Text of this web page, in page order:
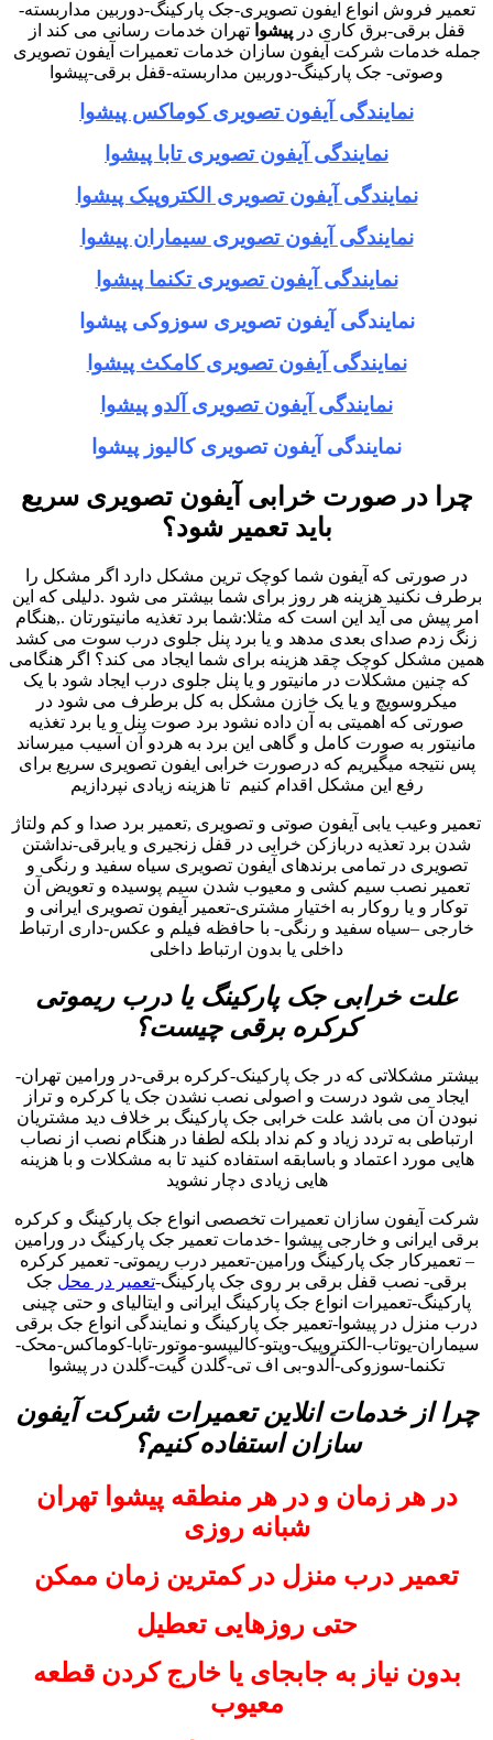
تعمیر فروش انواع ایفون تصویری-جک پارکینگ-دوربین مداربسته-
قفل برقی-برق کاری درپیشوا تهران خدمات رسانی می کند از
جمله خدمات شرکت آیفون سازان خدمات تعمیرات آیفون تصویری
وصوتی- جک پارکینگ-دوربین مداربسته-قفل برقی-پیشوا
نمایندگی آیفون تصویری کوماکس پیشوا
نمایندگی آیفون تصویری تابا پیشوا
نمایندگی آیفون تصویری الکتروپیک پیشوا
نمایندگی آیفون تصویری سیماران پیشوا
نمایندگی آیفون تصویری تکنما پیشوا
نمایندگی آیفون تصویری سوزوکی پیشوا
نمایندگی آیفون تصویری کامکث پیشوا
نمایندگی آیفون تصویری آلدو پیشوا
نمایندگی آیفون تصویری کالیوز پیشوا
چرا در صورت خرابی آیفون تصویری سریع
باید تعمیر شود؟
در صورتی که آیفون شما کوچک ترین مشکل دارد اگر مشکل را
برطرف نکنید هزینه هر روز برای شما بیشتر می شود .دلیلی که این
امر پیش می آید این است که مثلا:شما برد تغذیه مانیتورتان .,هنگام
زنگ زدم صدای بعدی مدهد و یا برد پنل جلوی درب سوت می کشد
همین مشکل کوچک چقد هزینه برای شما ایجاد می کند؟ اگر هنگامی
که چنین مشکلات در مانیتور و یا پنل جلوی درب ایجاد شود با یک
میکروسویچ و یا یک خازن مشکل به کل برطرف می شود در
صورتی که اهمیتی به آن داده نشود برد صوت پنل و یا برد تغذیه
مانیتور به صورت کامل و گاهی این برد به هردو آن آسیب میرساند
پس نتیجه میگیریم که درصورت خرابی ایفون تصویری سریع برای
رفع این مشکل اقدام کنیم تا هزینه زیادی نپردازیم
تعمیر وعیب یابی آیفون صوتی و تصویری ,تعمیر برد صدا و کم ولتاژ
شدن برد تعذیه دربازکن خرابی در قفل زنجیری و یابرقی-نداشتن
تصویری در تمامی برندهای آیفون تصویری سیاه سفید و رنگی و
تعمیر نصب سیم کشی و معیوب شدن سیم پوسیده و تعویض آن
توکار و یا روکار به اختیار مشتری-تعمیر آیفون تصویری ایرانی و
خارجی –سیاه سفید و رنگی- با حافظه فیلم و عکس-داری ارتباط
داخلی یا بدون ارتباط داخلی
علت خرابی جک پارکینگ یا درب ریموتی
کرکره برقی چیست؟
بیشتر مشکلاتی که در جک پارکینک-کرکره برقی-در ورامین تهران-
ایجاد می شود درست و اصولی نصب نشدن جک یا کرکره و تراز
نبودن آن می باشد علت خرابی جک پارکینگ بر خلاف دید مشتریان
ارتباطی به تردد زیاد و کم نداد بلکه لطفا در هنگام نصب از نصاب
هایی مورد اعتماد و باسابقه استفاده کنید تا به مشکلات و با هزینه
هایی زیادی دچار نشوید
شرکت آیفون سازان تعمیرات تخصصی انواع جک پارکینگ و کرکره
برقی ایرانی و خارجی پیشوا -خدمات تعمیر جک پارکینگ در ورامین
– تعمیرکار جک پارکینگ ورامین-تعمیر درب ریموتی- تعمیر کرکره
برقی- نصب قفل برقی بر روی جک پارکینگ-تعمیر در محل جک
پارکینگ-تعمیرات انواع جک پارکینگ ایرانی و ایتالیای و حتی چینی
درب منزل در پیشوا-تعمیر جک پارکینگ و نمایندگی انواع جک برقی
سیماران-یوتاب-الکتروپیک-ویتو-کالیپسو-موتور-تابا-کوماکس-محک-
تکنما-سوزوکی-آلدو-بی اف تی-گلدن گیت-گلدن در پیشوا
چرا از خدمات انلاین تعمیرات شرکت آیفون
سازان استفاده کنیم؟
در هر زمان و در هر منطقه پیشوا تهران
شبانه روزی
تعمیر درب منزل در کمترین زمان ممکن
حتی روزهایی تعطیل
بدون نیاز به جابجای یا خارج کردن قطعه
معیوب